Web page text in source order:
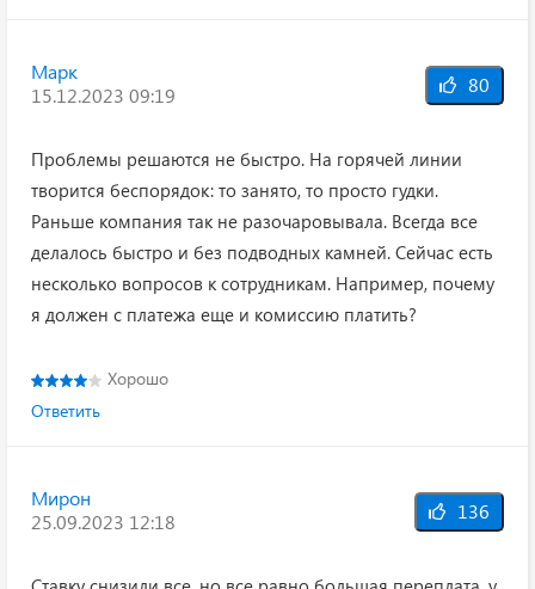
Марк
15.12.2023 09:19
80
Проблемы решаются не быстро. На горячей линии
творится беспорядок: то занято, то просто гудки.
Раньше компания так не разочаровывала. Всегда все
делалось быстро и без подводных камней. Сейчас есть
несколько вопросов к сотрудникам. Например, почему
я должен с платежа еще и комиссию платить?
Хорошо
Ответить
Мирон
25.09.2023 12:18
136